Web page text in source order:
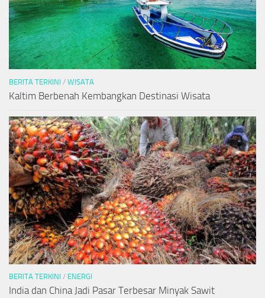
BERITA TERKINI / WISATA
Kaltim Berbenah Kembangkan Destinasi Wisata
BERITA TERKINI / ENERGI
India dan China Jadi Pasar Terbesar Minyak Sawit